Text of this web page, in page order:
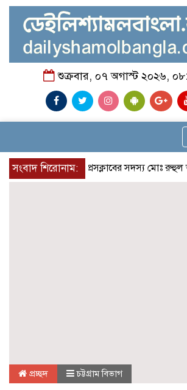
শুক্রবার, ০৭ অগাস্ট ২০২৬,
সংবাদ শিরোনাম:
রুপনগর প্রেসক্লাবের সদস্য মোঃ রুহুল
প্রচ্ছদ চট্টগ্রাম বিভাগ